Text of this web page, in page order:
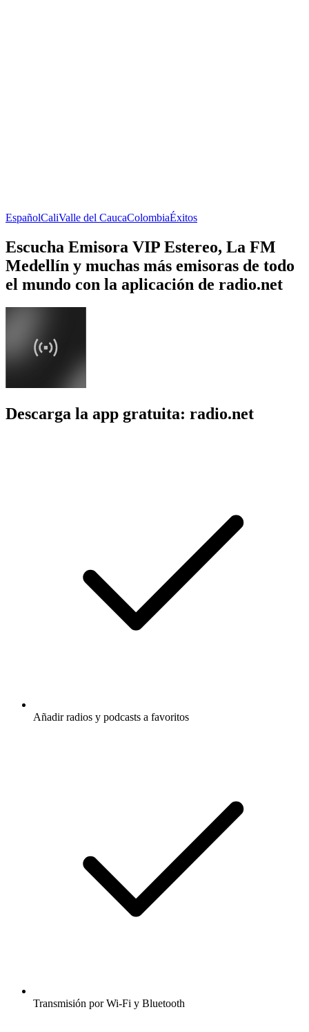
EspañolCaliValle del CaucaColombiaÉxitos
Escucha Emisora VIP Estereo, La FM
Medellín y muchas más emisoras de todo
el mundo con la aplicación de radio.net
Descarga la app gratuita: radio.net
Añadir radios y podcasts a favoritos
Transmisión por Wi-Fi y Bluetooth